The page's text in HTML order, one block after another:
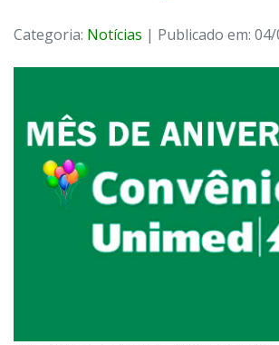
Categoria: Notícias | Publicado em: